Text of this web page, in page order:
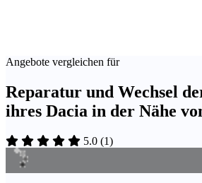
Angebote vergleichen für
Reparatur und Wechsel
ihres Dacia in der Nähe
5.0 (1)